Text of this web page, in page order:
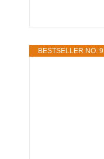
BESTSELLER NO. 9